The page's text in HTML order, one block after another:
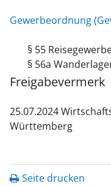
Gewerbeordnung
§ 55
§ 56a
Freigabevermerk
25.07.2024
Württemberg
Seite drucken